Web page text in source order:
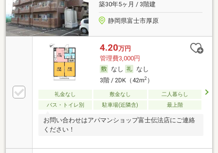
築30年5ヶ月 / 3階建
静岡県富士市厚原
4.20万円
管理費3,000円
なし
なし
3階 / 2DK（42m2）
礼金なし 敷金なし
二人暮らし
バス・トイレ別
駐車場(近隣含) 最上階
お問い合わせはアパマンショップ富士伝法店にご連絡
ください！